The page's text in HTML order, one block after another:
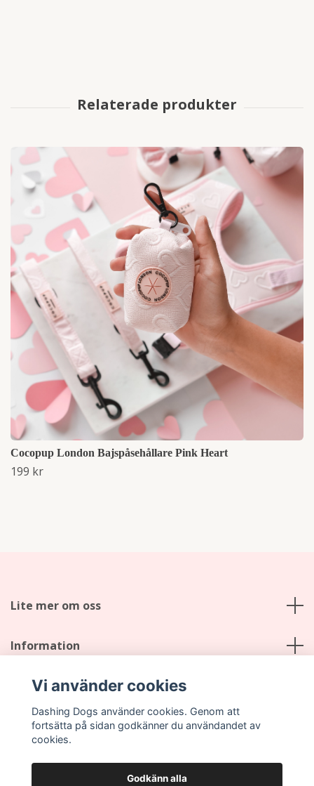
Cocopup London Bajspåsehållare Pink Heart
199 kr
Lite mer om oss
Information
Sociala medier
Vi använder cookies
Dashing Dogs använder cookies. Genom att
fortsätta på sidan godkänner du användandet av
cookies.
Godkänn alla